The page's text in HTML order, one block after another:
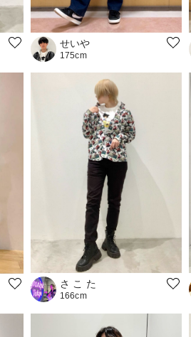
せいや
175cm
さ こ た
166cm